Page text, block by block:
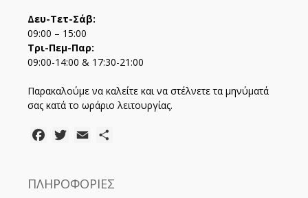
Δευ-Τετ-Σάβ:
09:00 – 15:00
Τρι-Πεμ-Παρ:
09:00-14:00 & 17:30-21:00
Παρακαλούμε να καλείτε και να στέλνετε τα μηνύματά
σας κατά το ωράριο λειτουργίας.
FacebookTwitter
Email
ΠΛΗΡΟΦΟΡΙΕΣ